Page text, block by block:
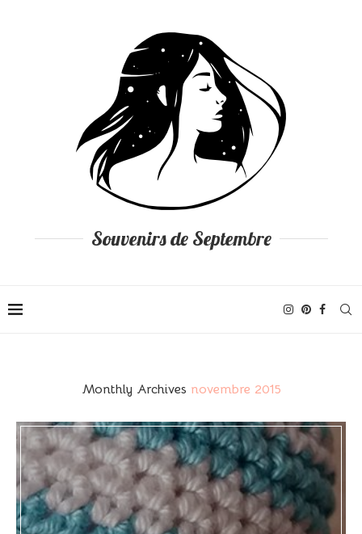
Souvenirs de Septembre
Monthly Archives novembre 2015